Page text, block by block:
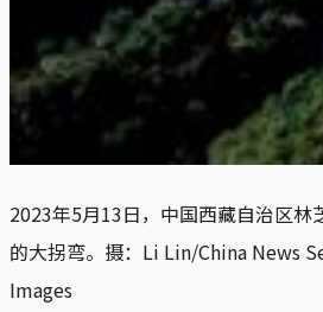
2023年5月13日，中国西藏自治区林
的大拐弯。摄：Li Lin/China News
Images